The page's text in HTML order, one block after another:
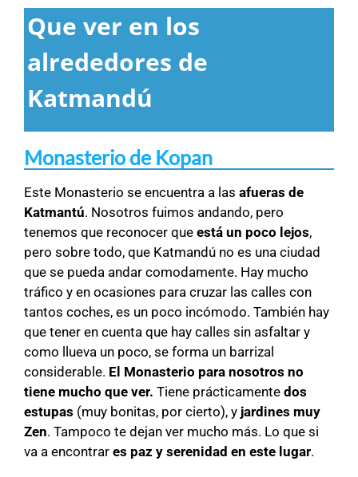
Que ver en los
alrededores de
Katmandú
Monasterio de Kopan
Este Monasterio se encuentra a las afueras de
Katmantú. Nosotros fuimos andando, pero
tenemos que reconocer que está un poco lejos,
pero sobre todo, que Katmandú no es una ciudad
que se pueda andar comodamente. Hay mucho
tráfico y en ocasiones para cruzar las calles con
tantos coches, es un poco incómodo. También hay
que tener en cuenta que hay calles sin asfaltar y
como llueva un poco, se forma un barrizal
considerable. El Monasterio para nosotros no
tiene mucho que ver. Tiene prácticamente dos
estupas (muy bonitas, por cierto), y jardines muy
Zen. Tampoco te dejan ver mucho más. Lo que si
va a encontrar es paz y serenidad en este lugar.